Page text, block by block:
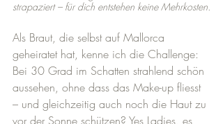
strapaziert – für dich entstehen keine Mehrkosten.
Als Braut, die selbst auf Mallorca
geheiratet hat, kenne ich die Challenge:
Bei 30 Grad im Schatten strahlend schön
aussehen, ohne dass das Make-up fliesst
– und gleichzeitig auch noch die Haut zu
vor der Sonne schützen? Yes Ladies, es